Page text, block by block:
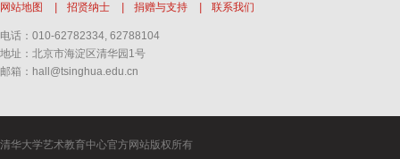
网站地图 招贤纳士 捐赠与支持 联系我们
电话：010-62782334, 62788104
地址：北京市海淀区清华园1号
邮箱：hall@tsinghua.edu.cn
清华大学艺术教育中心官方网站版权所有